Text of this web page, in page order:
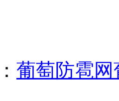
葡萄防雹网